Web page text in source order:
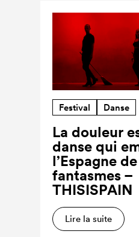
Festival Danse
La douleur
danse qui
l’Espagne
fantasmes –
THISISPAIN
Lire la suite